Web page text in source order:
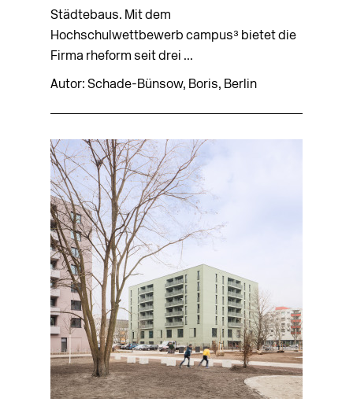
Städtebaus. Mit dem
Hochschulwettbewerb campus³ bietet die
Firma rheform seit drei ...
Autor: Schade-Bünsow, Boris, Berlin